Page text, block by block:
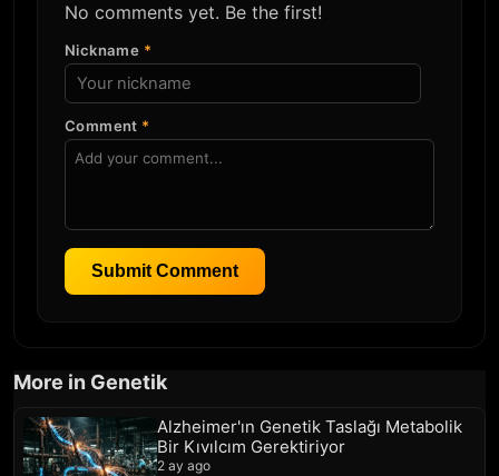
No comments yet. Be the first!
Nickname *
Comment *
Submit Comment
More in Genetik
Alzheimer'ın Genetik Taslağı Metabolik
Bir Kıvılcım Gerektiriyor
2 ay ago